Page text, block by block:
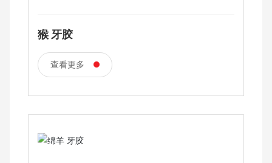
猴 牙胶
查看更多